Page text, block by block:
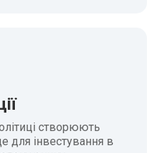
створюють
для інвестування в